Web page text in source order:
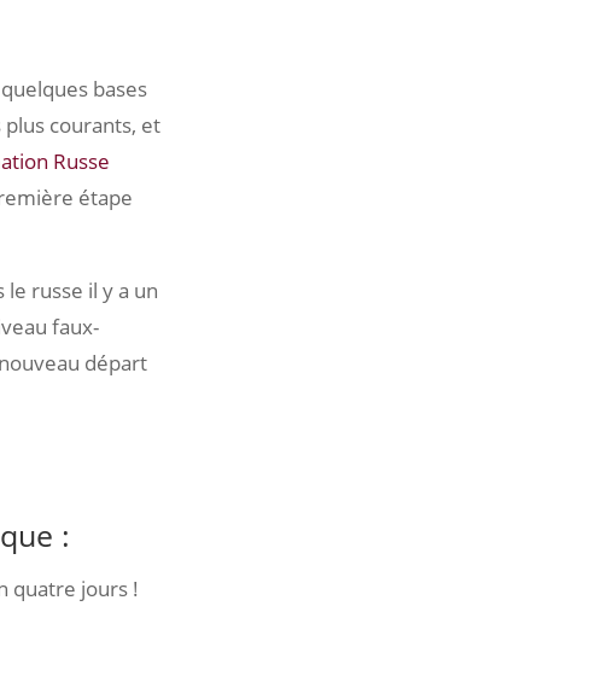
bases
plus courants, et
Russe
étape
russe il y a un
faux-
départ
:
quatre jours !